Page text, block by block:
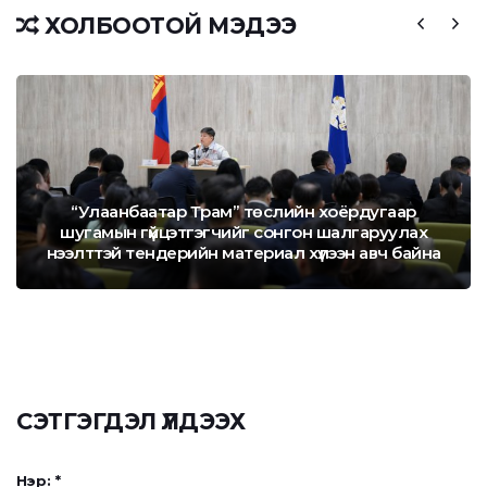
ХОЛБООТОЙ МЭДЭЭ
“Улаанбаатар Трам” төслийн хоёрдугаар
шугамын гүйцэтгэгчийг сонгон шалгаруулах
нээлттэй тендерийн материал хүлээн авч байна
СЭТГЭГДЭЛ ҮЛДЭЭХ
Нэр: *